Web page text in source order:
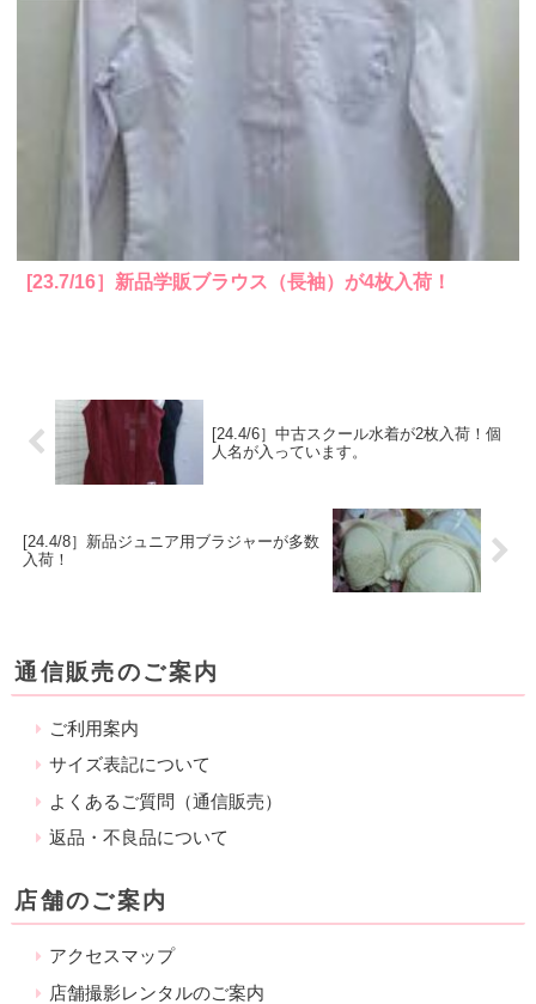
[23.7/16］新品学販ブラウス（長袖）が4枚入荷！
[24.4/6］中古スクール水着が2枚入荷！個
人名が入っています。
[24.4/8］新品ジュニア用ブラジャーが多数
入荷！
通信販売のご案内
ご利用案内
サイズ表記について
よくあるご質問（通信販売）
返品・不良品について
店舗のご案内
アクセスマップ
店舗撮影レンタルのご案内